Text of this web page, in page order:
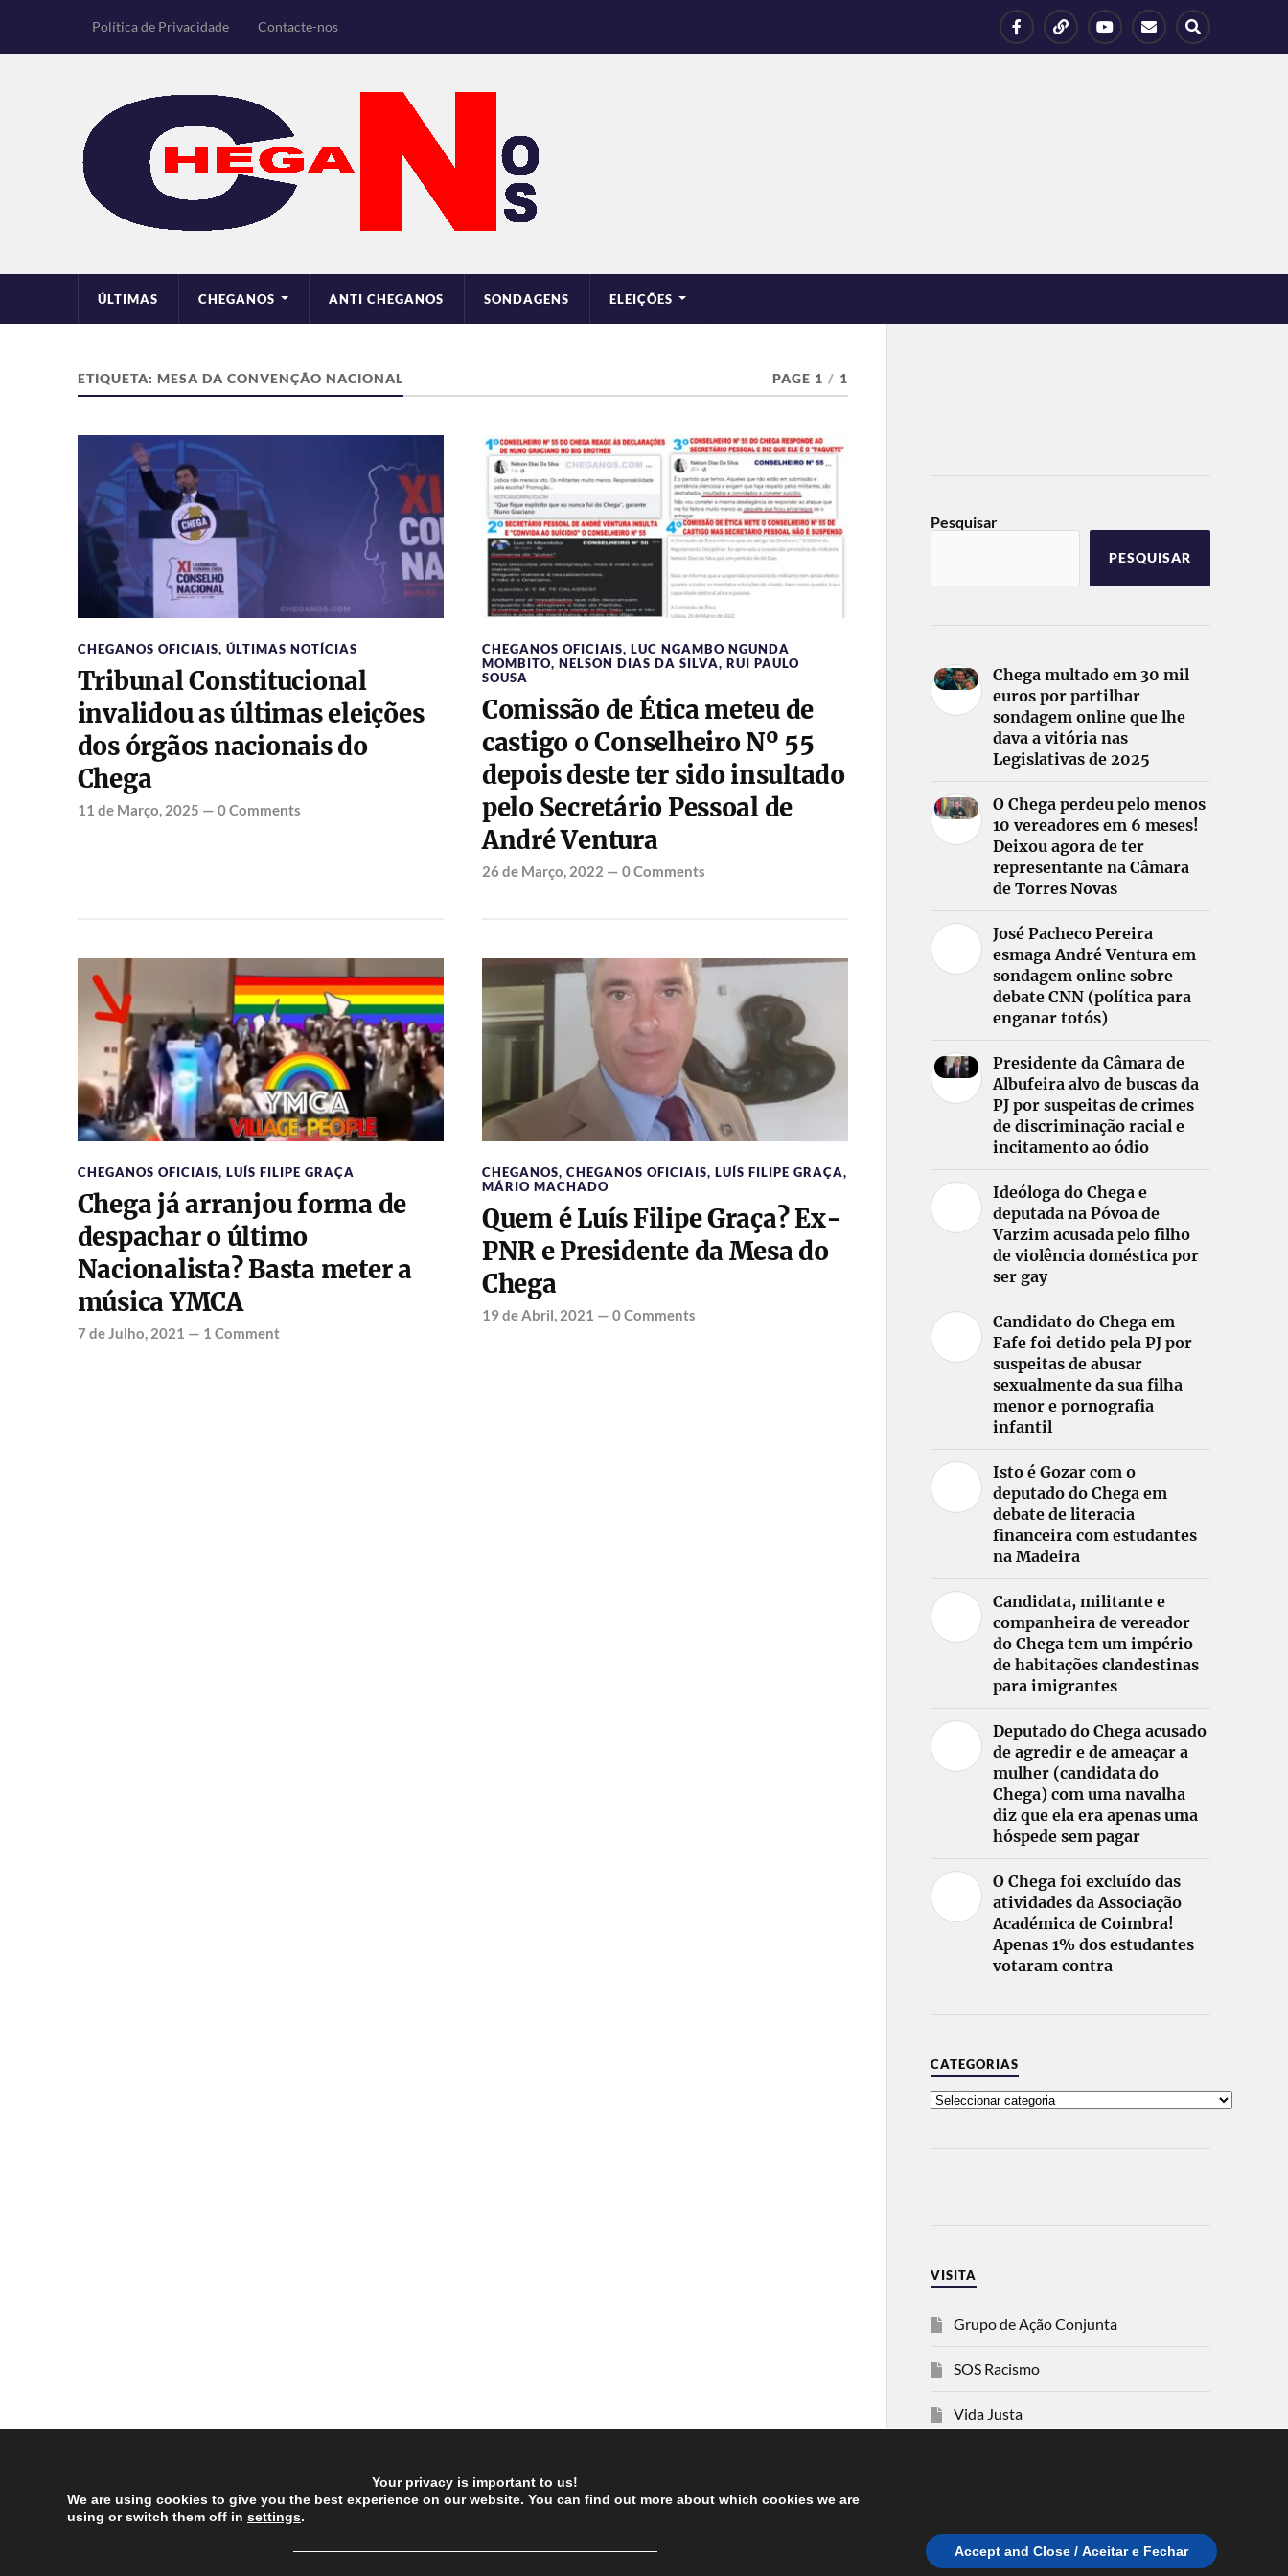
Política de Privacidade Contacte-nos
ÚLTIMAS CHEGANOS ANTI CHEGANOS SONDAGENS ELEIÇÕES
ETIQUETA: MESA DA CONVENÇÃO NACIONAL PAGE 1 / 1
CHEGANOS OFICIAIS, ÚLTIMAS NOTÍCIAS
Tribunal Constitucional
invalidou as últimas eleições
dos órgãos nacionais do
Chega
11 de Março, 2025 — 0 Comments
CHEGANOS OFICIAIS, LUC NGAMBO NGUNDA
MOMBITO, NELSON DIAS DA SILVA, RUI PAULO
SOUSA
Comissão de Ética meteu de
castigo o Conselheiro Nº 55
depois deste ter sido insultado
pelo Secretário Pessoal de
André Ventura
26 de Março, 2022 — 0 Comments
CHEGANOS OFICIAIS, LUÍS FILIPE GRAÇA
Chega já arranjou forma de
despachar o último
Nacionalista? Basta meter a
música YMCA
7 de Julho, 2021 — 1 Comment
CHEGANOS, CHEGANOS OFICIAIS, LUÍS FILIPE GRAÇA,
MÁRIO MACHADO
Quem é Luís Filipe Graça? Ex-
PNR e Presidente da Mesa do
Chega
19 de Abril, 2021 — 0 Comments
Pesquisar
PESQUISAR
Chega multado em 30 mil
euros por partilhar
sondagem online que lhe
dava a vitória nas
Legislativas de 2025
O Chega perdeu pelo menos
10 vereadores em 6 meses!
Deixou agora de ter
representante na Câmara
de Torres Novas
José Pacheco Pereira
esmaga André Ventura em
sondagem online sobre
debate CNN (política para
enganar totós)
Presidente da Câmara de
Albufeira alvo de buscas da
PJ por suspeitas de crimes
de discriminação racial e
incitamento ao ódio
Ideóloga do Chega e
deputada na Póvoa de
Varzim acusada pelo filho
de violência doméstica por
ser gay
Candidato do Chega em
Fafe foi detido pela PJ por
suspeitas de abusar
sexualmente da sua filha
menor e pornografia
infantil
Isto é Gozar com o
deputado do Chega em
debate de literacia
financeira com estudantes
na Madeira
Candidata, militante e
companheira de vereador
do Chega tem um império
de habitações clandestinas
para imigrantes
Deputado do Chega acusado
de agredir e de ameaçar a
mulher (candidata do
Chega) com uma navalha
diz que ela era apenas uma
hóspede sem pagar
O Chega foi excluído das
atividades da Associação
Académica de Coimbra!
Apenas 1% dos estudantes
votaram contra
CATEGORIAS
VISITA
Grupo de Ação Conjunta
SOS Racismo
Vida Justa
Your privacy is important to us!
We are using cookies to give you the best experience on our website. You can find out more about which cookies we are
using or switch them off in settings.
────────────────────────────────────── Accept and Close / Aceitar e Fechar